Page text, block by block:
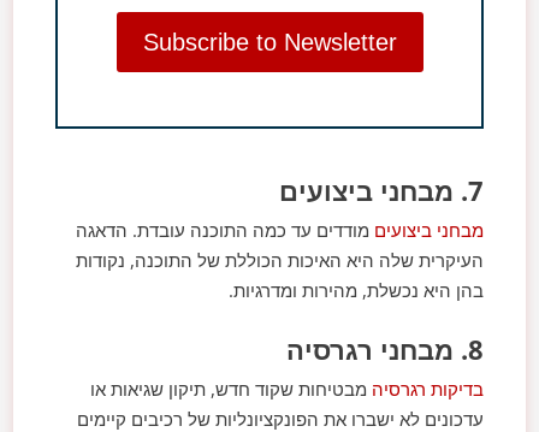
Subscribe to Newsletter
7. מבחני ביצועים
מבחני ביצועים מודדים עד כמה התוכנה עובדת. הדאגה
העיקרית שלה היא האיכות הכוללת של התוכנה, נקודות
בהן היא נכשלת, מהירות ומדרגיות.
8. מבחני רגרסיה
בדיקות רגרסיה מבטיחות שקוד חדש, תיקון שגיאות או
עדכונים לא ישברו את הפונקציונליות של רכיבים קיימים